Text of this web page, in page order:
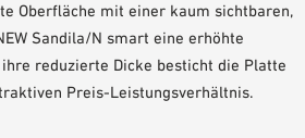
Oberfläche mit einer kaum sichtbaren,
Sandila/N smart eine erhöhte
reduzierte Dicke besticht die Platte
Preis-Leistungsverhältnis.